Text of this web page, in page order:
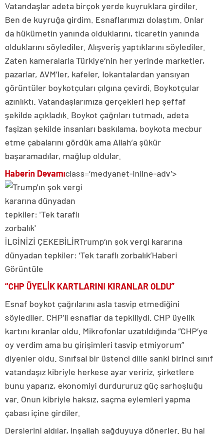
Vatandaşlar adeta birçok yerde kuyruklara girdiler.
Ben de kuyruğa girdim. Esnaflarımızı dolaştım. Onlar
da hükümetin yanında olduklarını, ticaretin yanında
olduklarını söylediler. Alışveriş yaptıklarını söylediler.
Zaten kameralarla Türkiye’nin her yerinde marketler,
pazarlar, AVM’ler, kafeler, lokantalardan yansıyan
görüntüler boykotçuları çılgına çevirdi. Boykotçular
azınlıktı. Vatandaşlarımıza gerçekleri hep şeffaf
şekilde açıkladık. Boykot çağrıları tutmadı, adeta
faşizan şekilde insanları baskılama, boykota mecbur
etme çabalarını gördük ama Allah’a şükür
başaramadılar, mağlup oldular.
Haberin Devamıclass=’medyanet-inline-adv’>
İLGİNİZİ ÇEKEBİLİRTrump’ın şok vergi kararına
dünyadan tepkiler: ‘Tek taraflı zorbalık’Haberi
Görüntüle
“CHP ÜYELİK KARTLARINI KIRANLAR OLDU”
Esnaf boykot çağrılarını asla tasvip etmediğini
söylediler. CHP’li esnaflar da tepkiliydi. CHP üyelik
kartını kıranlar oldu. Mikrofonlar uzatıldığında “CHP’ye
oy verdim ama bu girişimleri tasvip etmiyorum”
diyenler oldu. Sınıfsal bir üstenci dille sanki birinci sınıf
vatandaşız kibriyle herkese ayar veririz, şirketlere
bunu yaparız, ekonomiyi durdururuz güç sarhoşluğu
var. Onun kibriyle haksız, saçma eylemleri yapma
çabası içine girdiler.
Derslerini aldılar, inşallah sağduyuya dönerler. Bu hal